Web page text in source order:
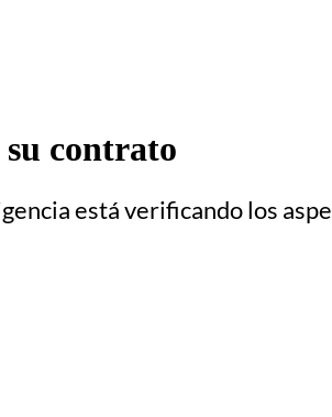
contrato
está verificando los